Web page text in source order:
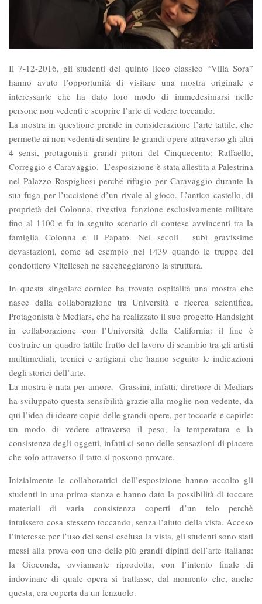
Il 7-12-2016, gli studenti del quinto liceo classico “Villa Sora”
hanno avuto l’opportunità di visitare una mostra originale e
interessante che ha dato loro modo di immedesimarsi nelle
persone non vedenti e scoprire l’arte di vedere toccando.
La mostra in questione prende in considerazione l’arte tattile, che
permette ai non vedenti di sentire le grandi opere attraverso gli altri
4 sensi, protagonisti grandi pittori del Cinquecento: Raffaello,
Correggio e Caravaggio. L’esposizione è stata allestita a Palestrina
nel Palazzo Rospigliosi perché rifugio per Caravaggio durante la
sua fuga per l’uccisione d’un rivale al gioco. L’antico castello, di
proprietà dei Colonna, rivestiva funzione esclusivamente militare
fino al 1100 e fu in seguito scenario di contese avvincenti tra la
famiglia Colonna e il Papato. Nei secoli subì gravissime
devastazioni, come ad esempio nel 1439 quando le truppe del
condottiero Vitellesch ne saccheggiarono la struttura.
In questa singolare cornice ha trovato ospitalità una mostra che
nasce dalla collaborazione tra Università e ricerca scientifica.
Protagonista è Mediars, che ha realizzato il suo progetto Handsight
in collaborazione con l’Università della California: il fine è
costruire un quadro tattile frutto del lavoro di scambio tra gli artisti
multimediali, tecnici e artigiani che hanno seguito le indicazioni
degli storici dell’arte.
La mostra è nata per amore. Grassini, infatti, direttore di Mediars
ha sviluppato questa sensibilità grazie alla moglie non vedente, da
qui l’idea di ideare copie delle grandi opere, per toccarle e capirle:
un modo di vedere attraverso il peso, la temperatura e la
consistenza degli oggetti, infatti ci sono delle sensazioni di piacere
che solo attraverso il tatto si possono provare.
Inizialmente le collaboratrici dell’esposizione hanno accolto gli
studenti in una prima stanza e hanno dato la possibilità di toccare
materiali di varia consistenza coperti d’un telo perchè
intuissero cosa stessero toccando, senza l’aiuto della vista. Acceso
l’interesse per l’uso dei sensi esclusa la vista, gli studenti sono stati
messi alla prova con uno delle più grandi dipinti dell’arte italiana:
la Gioconda, ovviamente riprodotta, con l’intento finale di
indovinare di quale opera si trattasse, dal momento che, anche
questa, era coperta da un lenzuolo.